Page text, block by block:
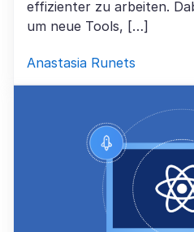
effizienter zu arbeiten.
um neue Tools, […]
Anastasia Runets